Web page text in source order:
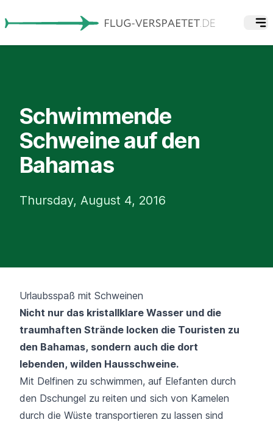
Schwimmende
Schweine auf den
Bahamas
Thursday, August 4, 2016
Urlaubsspaß mit Schweinen
Nicht nur das kristallklare Wasser und die
traumhaften Strände locken die Touristen zu
den Bahamas, sondern auch die dort
lebenden, wilden Hausschweine.
Mit Delfinen zu schwimmen, auf Elefanten durch
den Dschungel zu reiten und sich von Kamelen
durch die Wüste transportieren zu lassen sind